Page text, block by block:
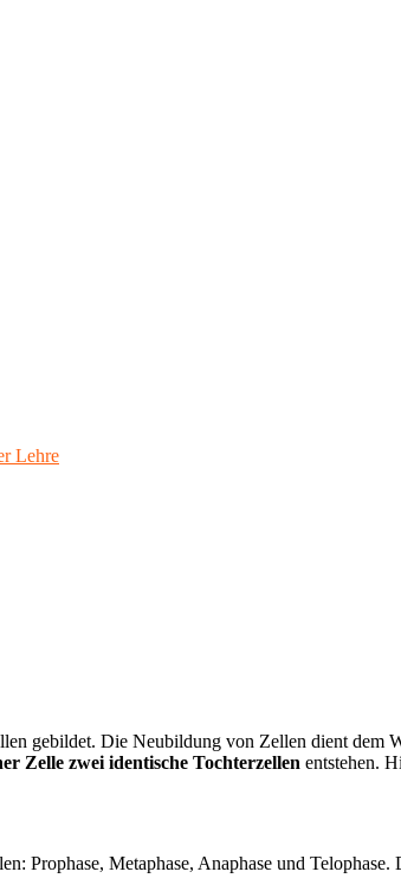
Lehre
gebildet. Die Neubildung von Zellen dient dem
Zelle zwei identische Tochterzellen entstehen.
Prophase, Metaphase, Anaphase und